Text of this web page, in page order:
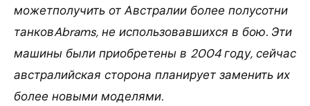
можетполучить от Австралии более полусотни
танковAbrams, не использовавшихся в бою. Эти
машины были приобретены в 2004 году, сейчас
австралийская сторона планирует заменить их
более новыми моделями.